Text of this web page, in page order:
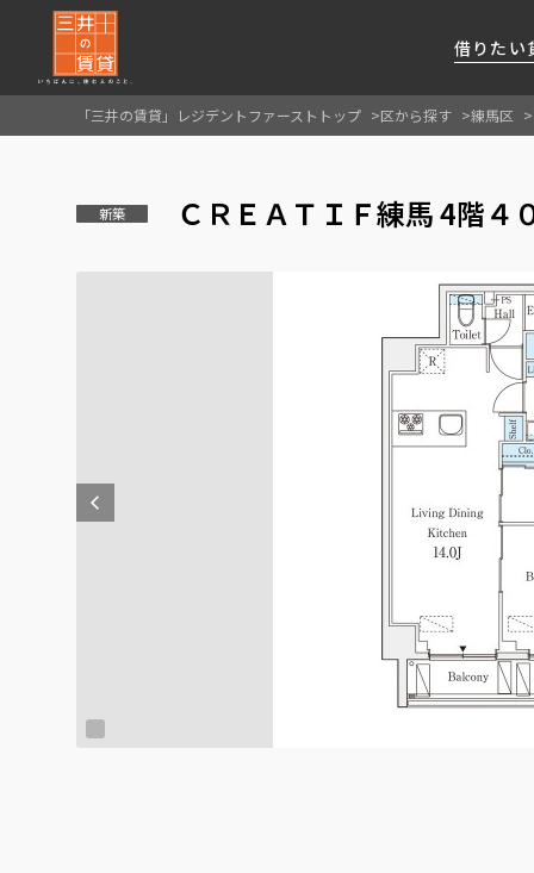
借りたい
私たちレジデントファーストの思いや
厳選した都心の上質な賃貸マンションを数多
賃貸運営をお考えのオーナー様に
分譲マンションのご購入、売却の
FIRST CHANNEL
レジデントファーストが提供する
「三井の賃貸」レジデントファーストトップ 区から探す 練馬区
新築 ＣＲＥＡＴＩＦ練馬 4階４